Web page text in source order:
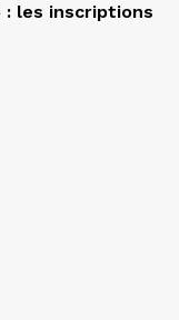
: les inscriptions